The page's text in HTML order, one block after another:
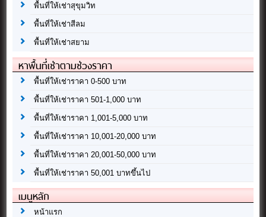
พื้นที่ให้เช่าสุขุมวิท
พื้นที่ให้เช่าสีลม
พื้นที่ให้เช่าสยาม
หาพื้นที่เช่าตามช่วงราคา
พื้นที่ให้เช่าราคา 0-500 บาท
พื้นที่ให้เช่าราคา 501-1,000 บาท
พื้นที่ให้เช่าราคา 1,001-5,000 บาท
พื้นที่ให้เช่าราคา 10,001-20,000 บาท
พื้นที่ให้เช่าราคา 20,001-50,000 บาท
พื้นที่ให้เช่าราคา 50,001 บาทขึ้นไป
เมนูหลัก
หน้าแรก